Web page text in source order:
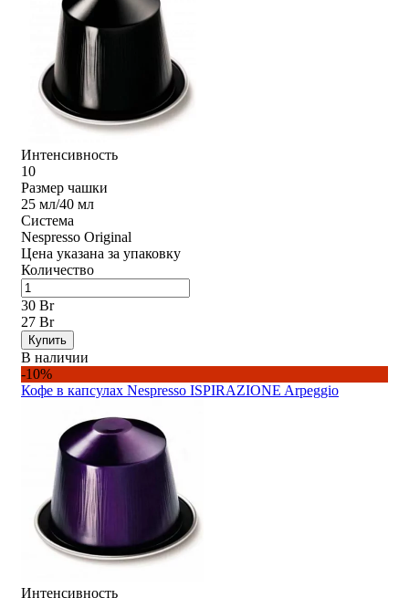
Интенсивность
10
Размер чашки
25 мл/40 мл
Система
Nespresso Original
Цена указана за упаковку
Количество
30 Br
27 Br
Купить
В наличии
-10%
Кофе в капсулах Nespresso ISPIRAZIONE Arpeggio
Интенсивность